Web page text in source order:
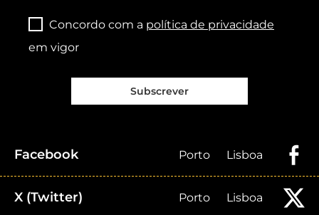
Concordo com a política de privacidade
em vigor
Subscrever
Facebook Porto Lisboa
X (Twitter) Porto Lisboa